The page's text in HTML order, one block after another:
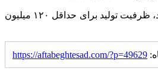
تحویل زاده گفت: سال گذشته ۷۵ میلیون قوطی شیرخشک عادی و حدود ۱۵ میلیون قوطی شیرخشک رژیمی تولید شد و مجموع تولید به بیش از ۹۰ میلیون قوطی رسید، ظرفیت تولید برای حداقل ۱۲۰ میلیون
https://aftabeghtesad.com/?p=49629